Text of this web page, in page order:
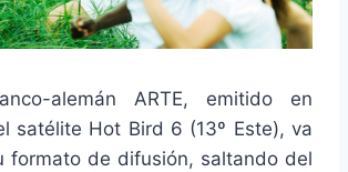
alemán ARTE, emitido en
satélite Hot Bird 6 (13º Este), va
formato de difusión, saltando del